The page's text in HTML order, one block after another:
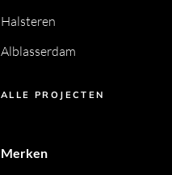
Halsteren
Alblasserdam
ALLE PROJECTEN
Merken